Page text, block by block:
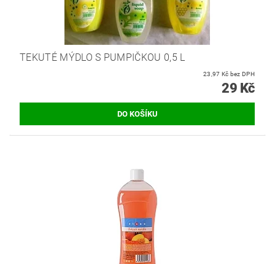
TEKUTÉ MÝDLO S PUMPIČKOU 0,5 L
23,97 Kč bez DPH
29 Kč